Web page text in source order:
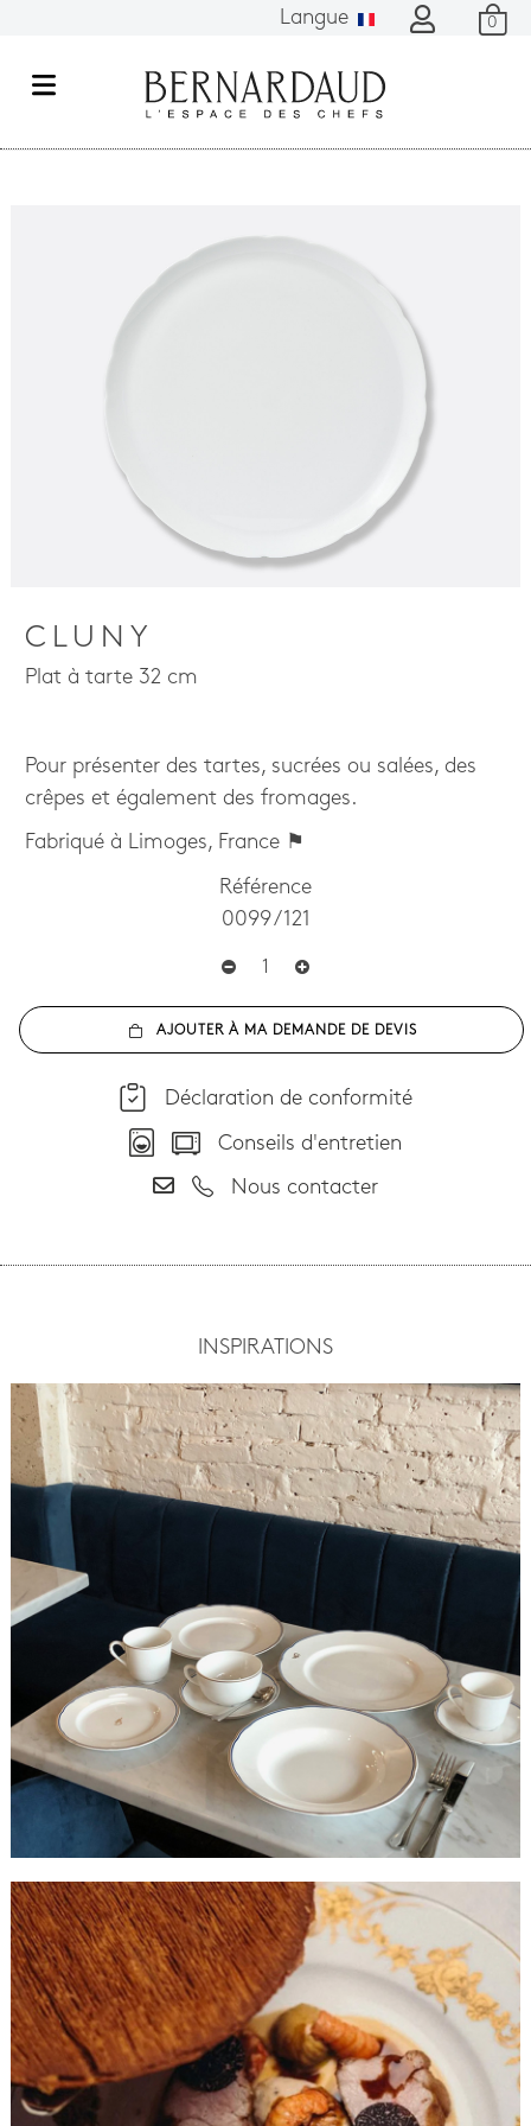
Langue 0
M
CLUNY
Plat à tarte 32 cm
Pour présenter des tartes, sucrées ou salées, des
crêpes et également des fromages.
Fabriqué à Limoges, France ⚑
Référence
0099 / 121
AJOUTER À MA DEMANDE DE DEVIS
Déclaration de conformité
Conseils d'entretien
Nous contacter
INSPIRATIONS